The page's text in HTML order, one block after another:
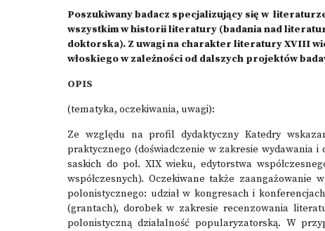
Poszukiwany badacz specjalizujący się w
wszystkim w historii literatury (badania nad
doktorska). Z uwagi na charakter literatury XVIII
włoskiego w zależności od dalszych projektów
OPIS
(tematyka, oczekiwania, uwagi):
Ze względu na profil dydaktyczny Katedry
praktycznego (doświadczenie w zakresie wydawania
saskich do poł. XIX wieku, edytorstwa
współczesnych). Oczekiwane także
polonistycznego: udział w kongresach i
(grantach), dorobek w zakresie recenzowania
polonistyczną działalność popularyzatorską. W